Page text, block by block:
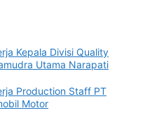
Kepala Divisi Quality
Utama Narapati
Production Staff PT
Motor